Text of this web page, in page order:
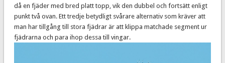
då en fjäder med bred platt topp, vik den dubbel och fortsätt enligt
punkt två ovan. Ett tredje betydligt svårare alternativ som kräver att
man har tillgång till stora fjädrar är att klippa matchade segment ur
fjädrarna och para ihop dessa till vingar.